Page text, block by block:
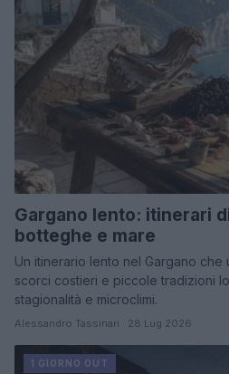
Gargano lento: itinerari
botteghe e mare
Un itinerario lento nel Gargano che
scorci costieri e piccole tradizioni
stagionalità e microclimi.
Alessandro Tassinari · 28 Lug 2026
1 GIORNO OUT